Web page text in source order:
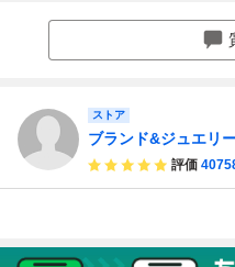
むろと うずし
お TOMIX ト
ストア
ブランド&ジュエリ
評価